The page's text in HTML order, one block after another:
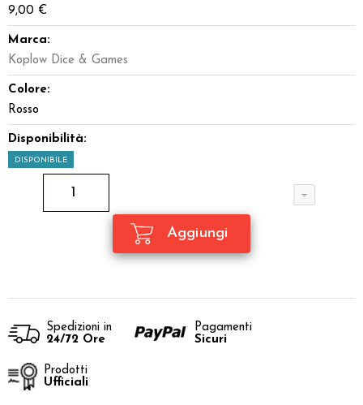
9,00 €
Marca:
Koplow Dice & Games
Colore:
Rosso
Disponibilità:
DISPONIBILE
Spedizioni in
24/72 Ore
Pagamenti
Sicuri
Prodotti
Ufficiali